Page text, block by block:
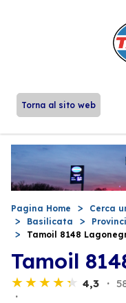
Torna al sito web
Pagina Home
Cerca
Basilicata
Tamoil 8148
Tamoil
4,3